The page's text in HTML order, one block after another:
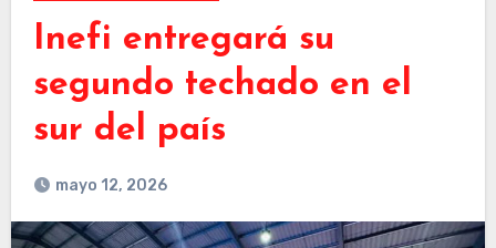
Inefi entregará su
segundo techado en el
sur del país
mayo 12, 2026